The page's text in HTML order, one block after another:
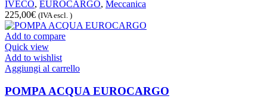
IVECO, EUROCARGO, Meccanica
225,00€ (IVA escl. )
Add to compare
Quick view
Add to wishlist
Aggiungi al carrello
POMPA ACQUA EUROCARGO